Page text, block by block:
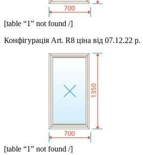
[table “1” not found /]
Конфігурація Art. R8 ціна від 07.12.22 р.
[table “1” not found /]